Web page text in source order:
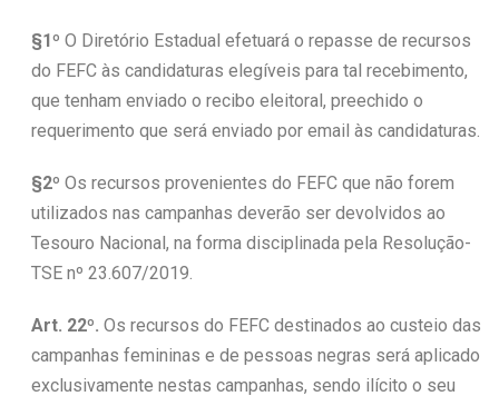
§1º O Diretório Estadual efetuará o repasse de recursos
do FEFC às candidaturas elegíveis para tal recebimento,
que tenham enviado o recibo eleitoral, preechido o
requerimento que será enviado por email às candidaturas.
§2º Os recursos provenientes do FEFC que não forem
utilizados nas campanhas deverão ser devolvidos ao
Tesouro Nacional, na forma disciplinada pela Resolução-
TSE nº 23.607/2019.
Art. 22º. Os recursos do FEFC destinados ao custeio das
campanhas femininas e de pessoas negras será aplicado
exclusivamente nestas campanhas, sendo ilícito o seu